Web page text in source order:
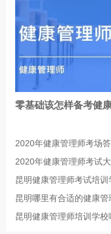
零基础该怎样备考健
2020年健康管理师考场答
2020年健康管理师考试大
昆明健康管理师考试培
昆明哪里有合适的健康管
昆明健康管理师培训学